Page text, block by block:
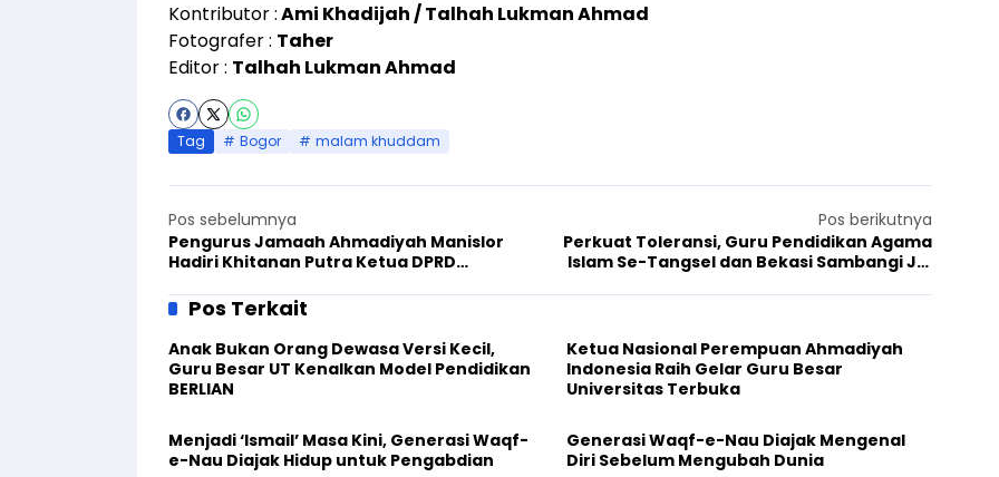
Kontributor :Ami Khadijah / Talhah Lukman Ahmad
Fotografer : Taher
Editor : Talhah Lukman Ahmad
Tag Bogor malam khuddam
Pos sebelumnya
Pengurus Jamaah Ahmadiyah Manislor
Hadiri Khitanan Putra Ketua DPRD
Pos berikutnya
Perkuat Toleransi, Guru Pendidikan Agama
Islam Se-Tangsel dan Bekasi Sambangi JAI
Pos Terkait
Anak Bukan Orang Dewasa Versi Kecil,
Guru Besar UT Kenalkan Model Pendidikan
BERLIAN
Ketua Nasional Perempuan Ahmadiyah
Indonesia Raih Gelar Guru Besar
Universitas Terbuka
Menjadi ‘Ismail’ Masa Kini, Generasi Waqf-
e-Nau Diajak Hidup untuk Pengabdian
Generasi Waqf-e-Nau Diajak Mengenal
Diri Sebelum Mengubah Dunia